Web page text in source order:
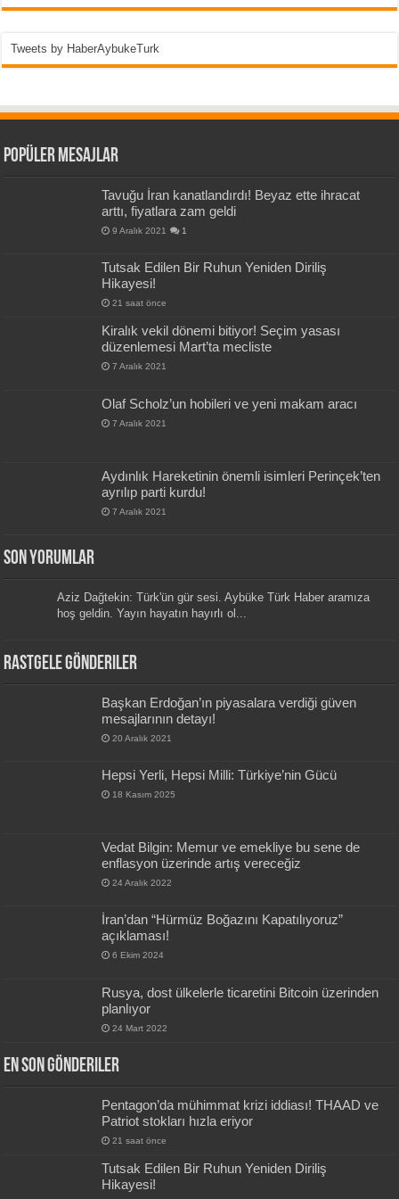
Tweets by HaberAybukeTurk
Popüler Mesajlar
Tavuğu İran kanatlandırdı! Beyaz ette ihracat
arttı, fiyatlara zam geldi
9 Aralık 2021 1
Tutsak Edilen Bir Ruhun Yeniden Diriliş
Hikayesi!
21 saat önce
Kiralık vekil dönemi bitiyor! Seçim yasası
düzenlemesi Mart’ta mecliste
7 Aralık 2021
Olaf Scholz’un hobileri ve yeni makam aracı
7 Aralık 2021
Aydınlık Hareketinin önemli isimleri Perinçek’ten
ayrılıp parti kurdu!
7 Aralık 2021
Son Yorumlar
Aziz Dağtekin: Türk'ün gür sesi. Aybüke Türk Haber aramıza
hoş geldin. Yayın hayatın hayırlı ol...
Rastgele Gönderiler
Başkan Erdoğan’ın piyasalara verdiği güven
mesajlarının detayı!
20 Aralık 2021
Hepsi Yerli, Hepsi Milli: Türkiye’nin Gücü
18 Kasım 2025
Vedat Bilgin: Memur ve emekliye bu sene de
enflasyon üzerinde artış vereceğiz
24 Aralık 2022
İran’dan “Hürmüz Boğazını Kapatılıyoruz”
açıklaması!
6 Ekim 2024
Rusya, dost ülkelerle ticaretini Bitcoin üzerinden
planlıyor
24 Mart 2022
En Son Gönderiler
Pentagon’da mühimmat krizi iddiası! THAAD ve
Patriot stokları hızla eriyor
21 saat önce
Tutsak Edilen Bir Ruhun Yeniden Diriliş
Hikayesi!